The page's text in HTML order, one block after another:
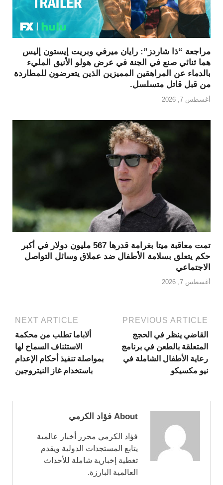
مراجعة “ذا شاردز”: رايان ميرفي وبريت إيستون إليس
هما ثنائي صنع في الجنة في عرض هولو الأنيق المليء
بالدماء عن المراهقين المميزين الذين يتعرضون للمطاردة
من قبل قاتل متسلسل.
أغسطس 7, 2026
تمت معاقبة ميتا بغرامة قدرها 567 مليون دولار في أكبر
حكم يتعلق بسلامة الأطفال ضد عملاق وسائل التواصل
الاجتماعي
أغسطس 7, 2026
PREVIOUS ARTICLE
القاضي ينظر في الحجج
المتعلقة بالطعن في برنامج
رعاية الأطفال الشاملة في
نيو مكسيكو
NEXT ARTICLE
ألاباما تطلب من محكمة
الاستئناف السماح لها
بمواصلة تنفيذ أحكام الإعدام
باستخدام غاز النيتروجين
About فؤاد الكرمي
فؤاد الكرمي محرر أخبار عالمية
يتابع المستجدات الدولية ويقدم
تغطية إخبارية شاملة للأحداث
العالمية البارزة.